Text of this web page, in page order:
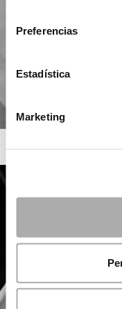
Preferencias
Estadística
Marketing